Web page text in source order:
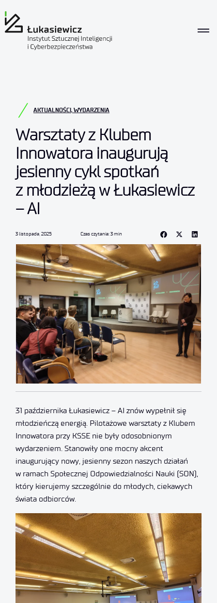
AKTUALNOŚCI, WYDARZENIA
Warsztaty z Klubem
Innowatora inaugurują
jesienny cykl spotkań
z młodzieżą w Łukasiewicz
– AI
3 listopada, 2025 Czas czytania: 3 min
31 października Łukasiewicz – AI znów wypełnił się
młodzieńczą energią. Pilotażowe warsztaty z Klubem
Innowatora przy KSSE nie były odosobnionym
wydarzeniem. Stanowiły one mocny akcent
inaugurujący nowy, jesienny sezon naszych działań
w ramach Społecznej Odpowiedzialności Nauki (SON),
który kierujemy szczególnie do młodych, ciekawych
świata odbiorców.